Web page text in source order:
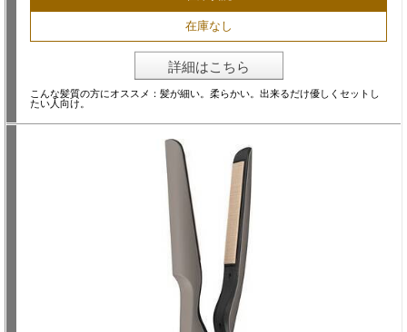
在庫なし
詳細はこちら
こんな髪質の方にオススメ：髪が細い。柔らかい。出来るだけ優しくセットし
たい人向け。